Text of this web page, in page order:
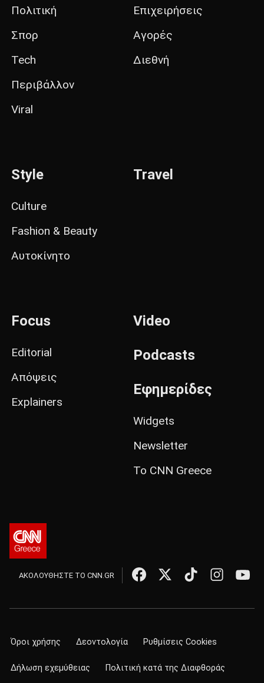
Πολιτική
Σπορ
Tech
Περιβάλλον
Viral
Επιχειρήσεις
Αγορές
Διεθνή
Style
Culture
Fashion & Beauty
Αυτοκίνητο
Travel
Focus
Editorial
Απόψεις
Explainers
Video
Podcasts
Εφημερίδες
Widgets
Newsletter
Το CNN Greece
ΑΚΟΛΟΥΘΗΣΤΕ ΤΟ CNN.GR
Όροι χρήσης Δεοντολογία Ρυθμίσεις Cookies
Δήλωση εχεμύθειας Πολιτική κατά της Διαφθοράς